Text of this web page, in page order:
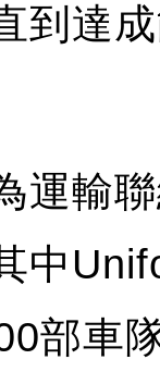
到達
運輸
中
部車